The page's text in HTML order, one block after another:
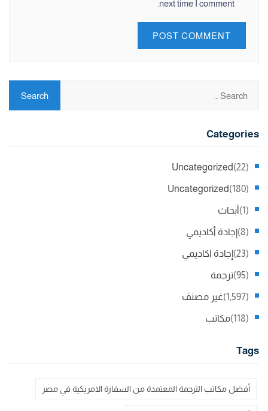
next time I comment.
Categories
Uncategorized (22)
Uncategorized (180)
أبحاث (1)
إجادة أكاديمي (8)
إجادة اكاديمي (23)
ترجمة (95)
غير مصنف (1,597)
مكاتب (118)
Tags
أفضل مكاتب الترجمة المعتمدة من السفارة الامريكية في مصر